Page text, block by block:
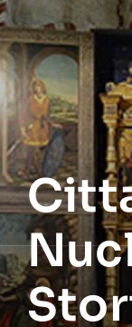
Salta
al
contenuto